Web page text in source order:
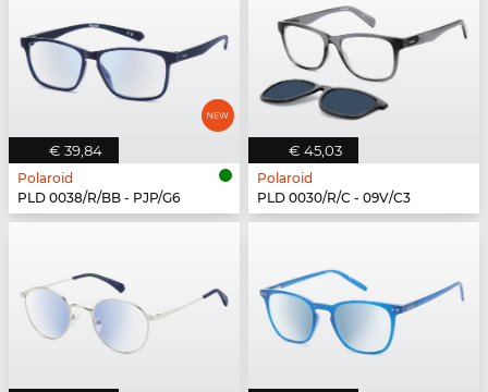
€ 39,84
Polaroid
PLD 0038/R/BB - PJP/G6
€ 45,03
Polaroid
PLD 0030/R/C - 09V/C3